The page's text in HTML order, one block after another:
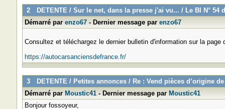
2 DETENTE /Sur le net, dans la presse j'ai vu... / Le BI N° 54
Démarré par enzo67- Dernier message par enzo67
Consultez et téléchargez le dernier bulletin d'information sur la page
https://autocarsanciensdefrance.fr/
3 DETENTE / Petites annonces / Re : Vend pièces d’origine
Démarré par Moustic41- Dernier message par Moustic41
Bonjour fossoyeur,